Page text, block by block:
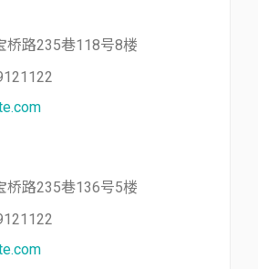
桥路235巷118号8楼
桥路235巷136号5楼